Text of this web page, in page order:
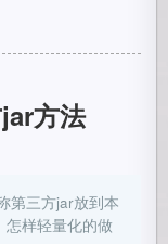
方法
第三方jar放到本
怎样轻量化的做